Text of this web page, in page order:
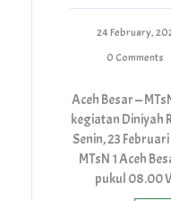
24 February,
0 Comments
Aceh Besar —
kegiatan Diniyah
Senin, 23
MTsN 1 Aceh
pukul 08.00